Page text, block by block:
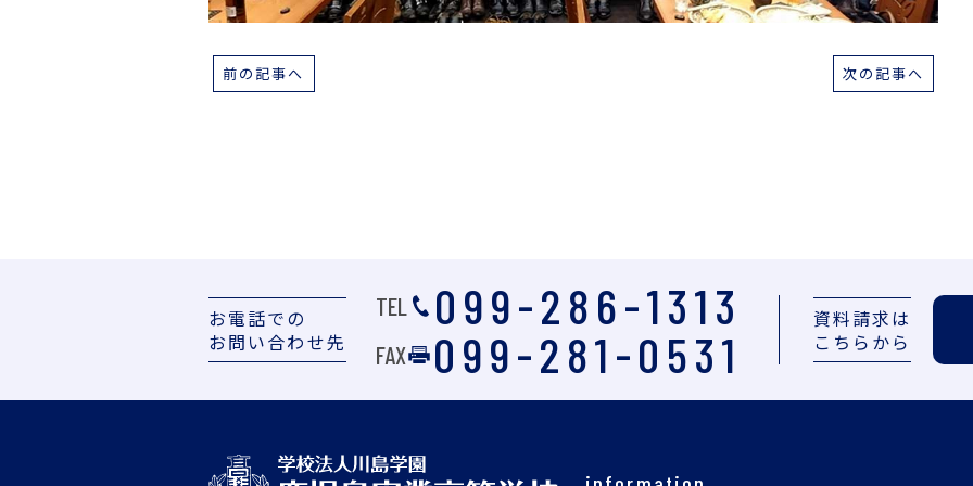
前の記事へ 次の記事へ
お電話での
お問い合わせ先
TEL 099-286-1313
FAX 099-281-0531
資料請求は
こちらから